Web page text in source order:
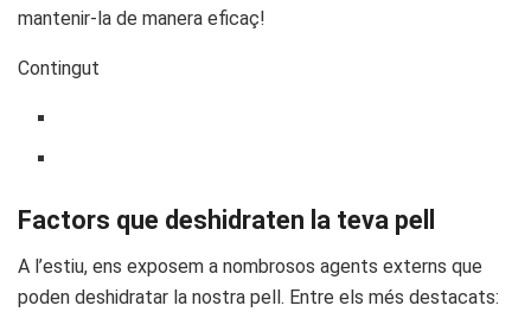
mantenir-la de manera eficaç!
Contingut
Factors que deshidraten la teva pell
A l’estiu, ens exposem a nombrosos agents externs que
poden deshidratar la nostra pell. Entre els més destacats: